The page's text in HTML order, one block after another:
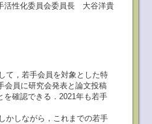
活性化委員会委員長 大谷洋貴
て，若手会員を対象とした特
会員に研究会発表と論文投稿
を確認できる．2021年も若手
かしながら，これまでの若手